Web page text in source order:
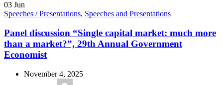
03 Jun
Speeches / Presentations, Speeches and Presentations
Panel discussion “Single capital market: much more
than a market?”, 29th Annual Government
Economist
November 4, 2025